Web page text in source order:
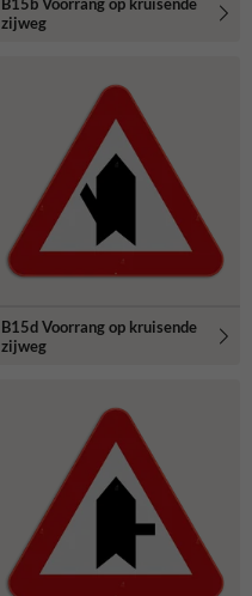
zijweg
B15d Voorrang op kruisende
zijweg